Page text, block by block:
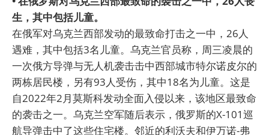
生，其中包括儿童。
在俄军对乌克兰西部发动的最致命打击之一中，26人
遇难，其中包括3名儿童。乌克兰官员称，周三凌晨的
一次俄方导弹与无人机袭击击中西部城市特尔诺皮尔的
两栋居民楼，另有93人受伤，其中18名为儿童。这是
自2022年2月莫斯科发动全面入侵以来，该地区最致命
的袭击之一。乌克兰空军随后表示，俄罗斯的X-101巡
航导弹击中了这些住宅楼。邻近的利沃夫和伊万诺-弗